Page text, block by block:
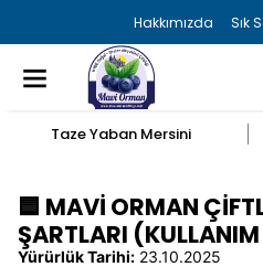
Hakkımızda Sık
Taze Yaban Mersini
🟦 MAVİ ORMAN
ŞARTLARI
Yürürlük Tarihi: 23.10.2025